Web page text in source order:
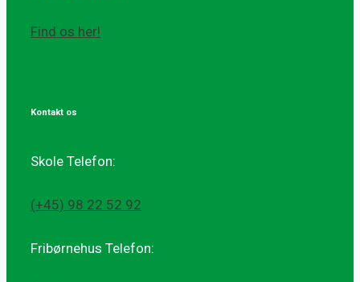
Find os her!
Kontakt os
Skole Telefon:
(+45) 98 22 52 92
Fribørnehus Telefon: